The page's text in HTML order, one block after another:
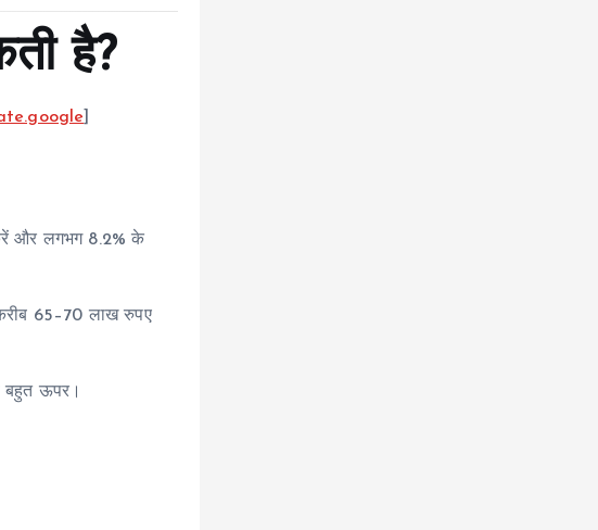
है?
और लगभग 8.2% के
65–70 लाख रुपए
बहुत ऊपर।